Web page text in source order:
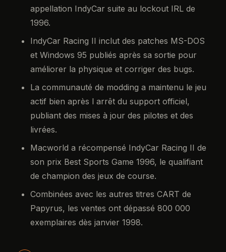
appellation IndyCar suite au lockout IRL de
1996.
IndyCar Racing II inclut des patches MS-DOS
et Windows 95 publiés après sa sortie pour
améliorer la physique et corriger des bugs.
La communauté de modding a maintenu le jeu
actif bien après l arrêt du support officiel,
publiant des mises à jour des pilotes et des
livrées.
Macworld a récompensé IndyCar Racing II de
son prix Best Sports Game 1996, le qualifiant
de champion des jeux de course.
Combinées avec les autres titres CART de
Papyrus, les ventes ont dépassé 800 000
exemplaires dès janvier 1998.